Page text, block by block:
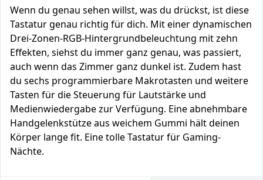
Wenn du genau sehen willst, was du drückst, ist diese
Tastatur genau richtig für dich. Mit einer dynamischen
Drei-Zonen-RGB-Hintergrundbeleuchtung mit zehn
Effekten, siehst du immer ganz genau, was passiert,
auch wenn das Zimmer ganz dunkel ist. Zudem hast
du sechs programmierbare Makrotasten und weitere
Tasten für die Steuerung für Lautstärke und
Medienwiedergabe zur Verfügung. Eine abnehmbare
Handgelenkstütze aus weichem Gummi hält deinen
Körper lange fit. Eine tolle Tastatur für Gaming-
Nächte.